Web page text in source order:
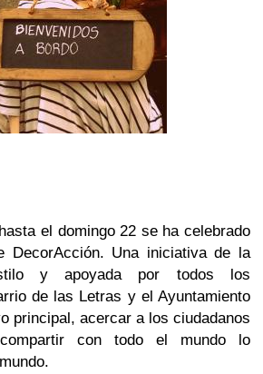
el domingo 22 se ha celebrado
DecorAcción. Una iniciativa de la
y apoyada por todos los
de las Letras y el Ayuntamiento
principal, acercar a los ciudadanos
con todo el mundo lo